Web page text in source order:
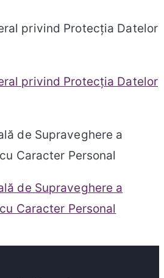
privind Protecția Datelor
privind Protecția Datelor
de Supraveghere a
Caracter Personal
de Supraveghere a
Caracter Personal